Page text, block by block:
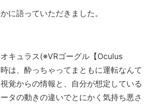
に語っていただきました。
キュラス(※VRゴーグル【Oculus
は、酔っちゃってまともに運転なんて
覚からの情報と、自分が想定している
タの動きの違いでとにかく気持ち悪さ